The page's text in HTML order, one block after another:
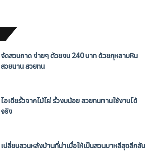
จัดสวนถาด ง่ายๆ ด้วยงบ 240 บาท ด้วยกุหลาบหิน
สวยนาน สวยทน
ไอเดียรั้วจากไม้ไผ่ รั้วงบน้อย สวยทนทานใช้งานได้
จริง
เปลี่ยนสวนหลังบ้านที่น่าเบื่อให้เป็นสวนบาหลีสุดลึกลับ